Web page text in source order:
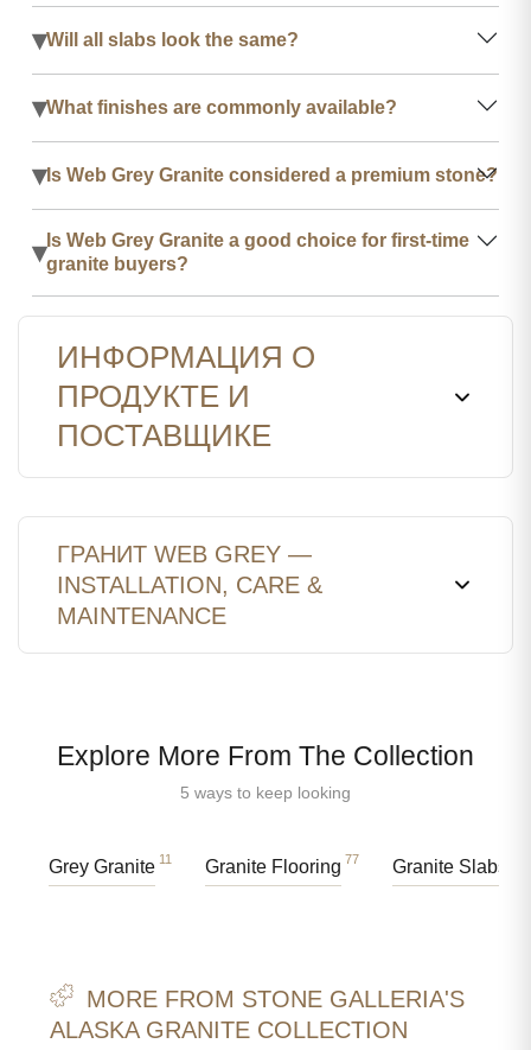
▾Will all slabs look the same?
▾What finishes are commonly available?
▾Is Web Grey Granite considered a premium stone?
▾ Is Web Grey Granite a good choice for first-time
granite buyers?
ИНФОРМАЦИЯ О
ПРОДУКТЕ И
ПОСТАВЩИКЕ
ГРАНИТ WEB GREY —
INSTALLATION, CARE &
MAINTENANCE
Explore More From The Collection
5 ways to keep looking
Grey Granite 11 Granite Flooring 77 Granite Slabs
MORE FROM STONE GALLERIA'S
ALASKA GRANITE COLLECTION